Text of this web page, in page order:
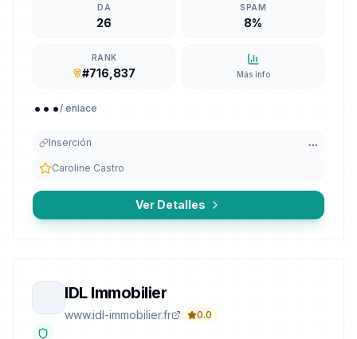
DA
26
SPAM
8%
RANK
#716,837 Más info
.../ enlace
Inserción ...
Caroline Castro
Ver Detalles
IDL Immobilier
www.idl-immobilier.fr 0.0